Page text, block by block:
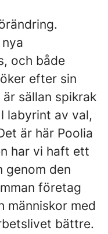
och både
efter sin
sällan spikrak
labyrint av val,
är här Poolia
har vi haft ett
genom den
företag
människor med
bättre.